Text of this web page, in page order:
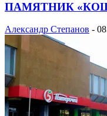
ПАМЯТНИК
Александр Степанов -